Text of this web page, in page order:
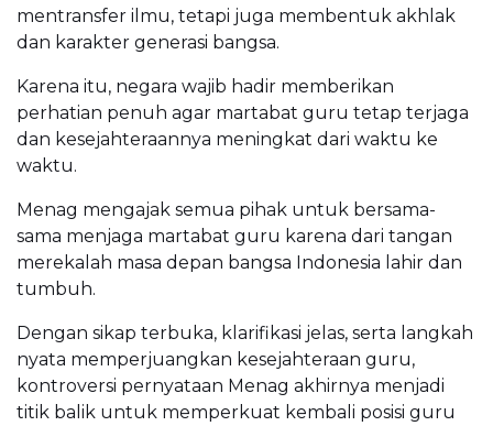
mentransfer ilmu, tetapi juga membentuk akhlak
dan karakter generasi bangsa.
Karena itu, negara wajib hadir memberikan
perhatian penuh agar martabat guru tetap terjaga
dan kesejahteraannya meningkat dari waktu ke
waktu.
Menag mengajak semua pihak untuk bersama-
sama menjaga martabat guru karena dari tangan
merekalah masa depan bangsa Indonesia lahir dan
tumbuh.
Dengan sikap terbuka, klarifikasi jelas, serta langkah
nyata memperjuangkan kesejahteraan guru,
kontroversi pernyataan Menag akhirnya menjadi
titik balik untuk memperkuat kembali posisi guru